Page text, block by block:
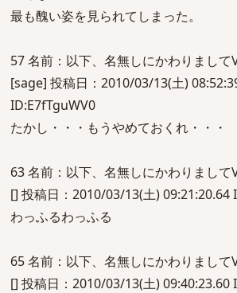
最も醜い姿を見られてしまった。
57 名前：以下、名無しにかわりまして
[sage] 投稿日：2010/03/13(土)
ID:E7fTguWV0
たかし・・・もうやめておくれ・・・
63 名前：以下、名無しにかわりまして
[] 投稿日：2010/03/13(土) 09:21:20.64
わっふるわっふる
65 名前：以下、名無しにかわりまして
[] 投稿日：2010/03/13(土) 09:40:23.60